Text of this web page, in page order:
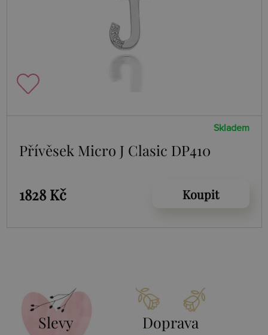
Skladem
Přívěsek Micro J Clasic DP410
1828 Kč Koupit
Slevy Doprava